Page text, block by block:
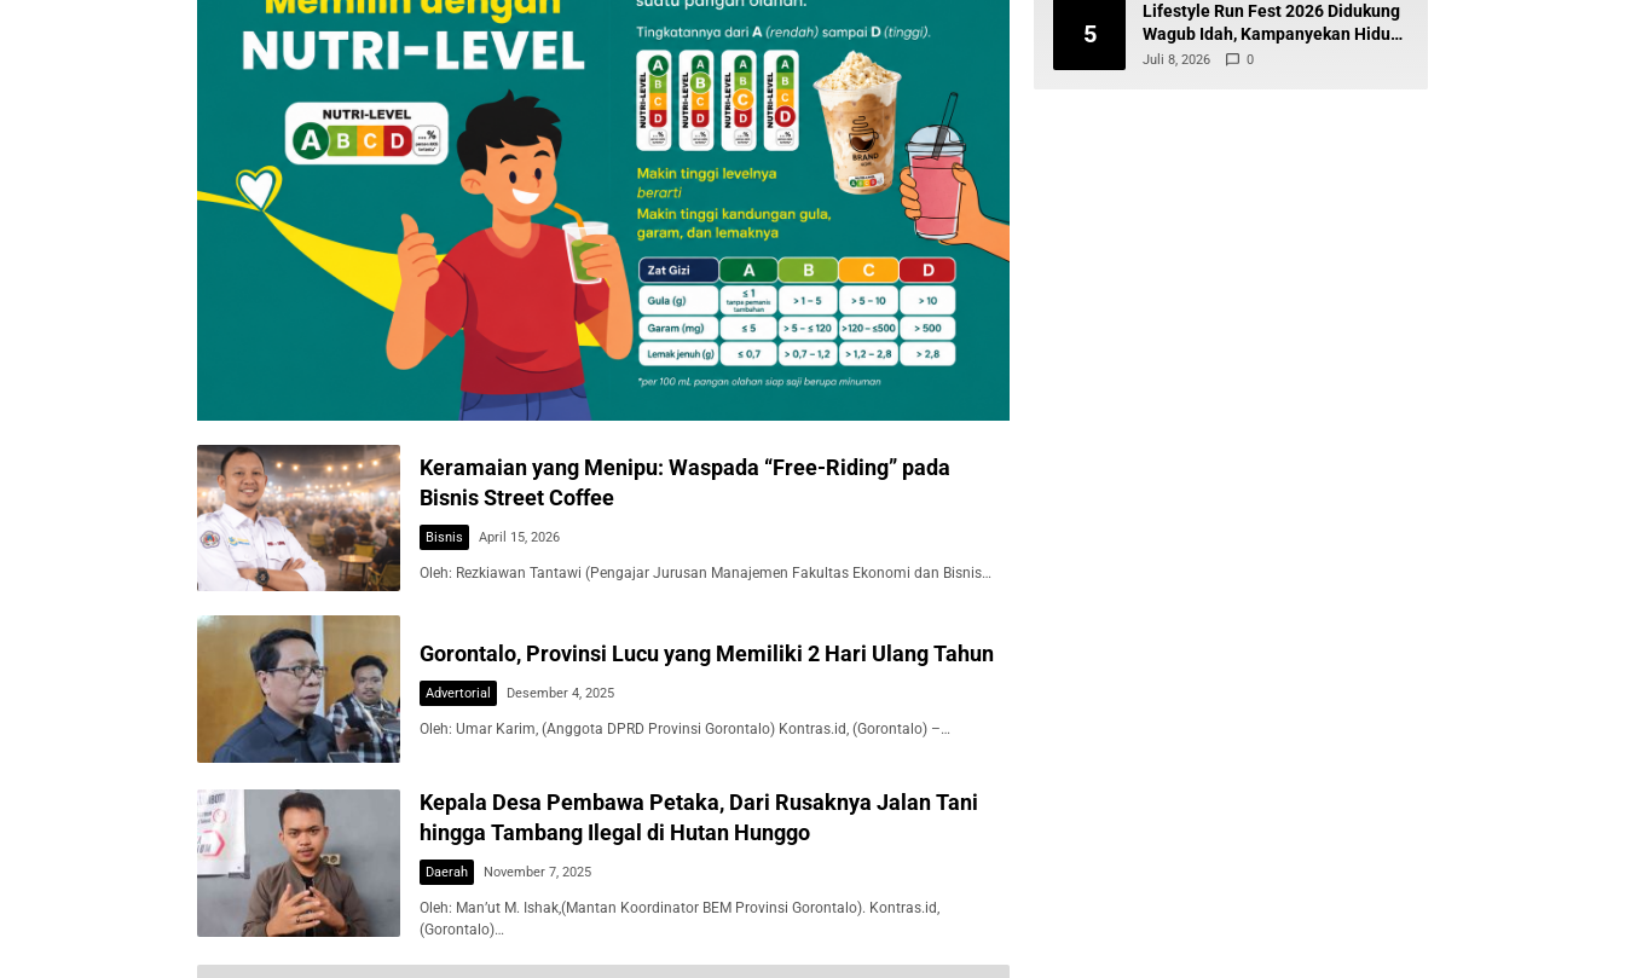
Keramaian yang Menipu: Waspada “Free-Riding” pada
Bisnis Street Coffee
Bisnis April 15, 2026
Oleh: Rezkiawan Tantawi (Pengajar Jurusan Manajemen Fakultas Ekonomi dan Bisnis…
Gorontalo, Provinsi Lucu yang Memiliki 2 Hari Ulang Tahun
Advertorial Desember 4, 2025
Oleh: Umar Karim, (Anggota DPRD Provinsi Gorontalo) Kontras.id, (Gorontalo) –…
Kepala Desa Pembawa Petaka, Dari Rusaknya Jalan Tani
hingga Tambang Ilegal di Hutan Hunggo
Daerah November 7, 2025
Oleh: Man’ut M. Ishak,(Mantan Koordinator BEM Provinsi Gorontalo). Kontras.id,
(Gorontalo)…
5
Lifestyle Run Fest 2026 Didukung
Wagub Idah, Kampanyekan Hidup
Sehat dan Cegah Diabetes
Juli 8, 2026 0